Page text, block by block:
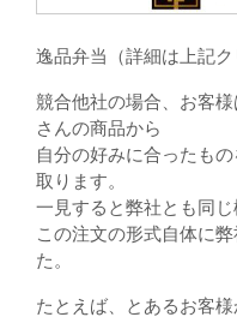
逸品弁当（詳細は上記ク
競合他社の場合、お客
さんの商品から
自分の好みに合ったも
取ります。
一見すると弊社とも同じ
この注文の形式自体に
た。
たとえば、とあるお客